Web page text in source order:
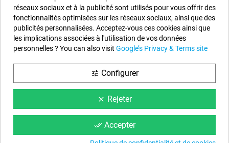
Email :info@piscinehorssol.com
Nous suivre
réseaux sociaux et à la publicité sont utilisés pour vous offrir des
fonctionnalités optimisées sur les réseaux sociaux, ainsi que des
publicités personnalisées. Acceptez-vous ces cookies ainsi que
les implications associées à l'utilisation de vos données
personnelles ? You can also visit Google’s Privacy & Terms site
tune Configurer
clear Rejeter
done_all Accepter